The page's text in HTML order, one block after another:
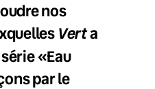
nos
Verta
«Eau
par le